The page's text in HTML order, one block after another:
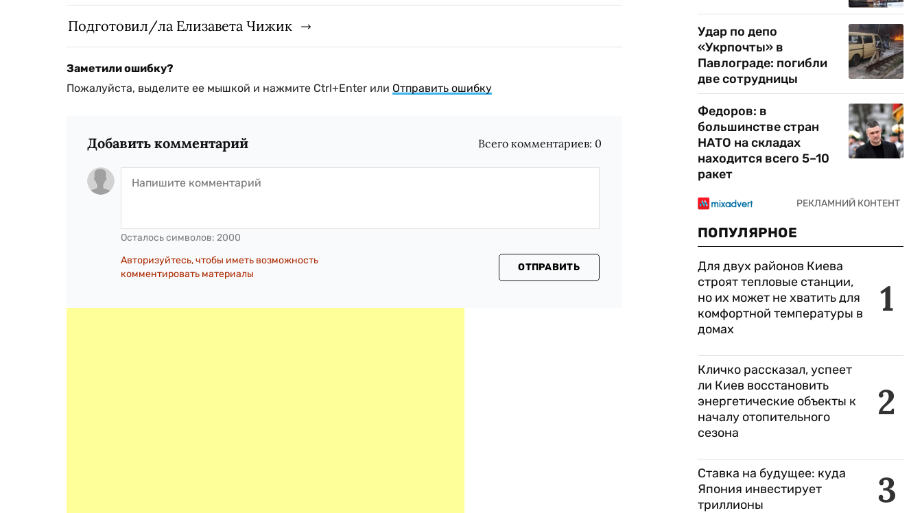
Подготовил/ла Елизавета Чижик
Заметили ошибку?
Пожалуйста, выделите ее мышкой и нажмите Ctrl+Enter или Отправить ошибку
Добавить комментарий Всего комментариев: 0
Осталось символов: 2000
Авторизуйтесь, чтобы иметь возможность
комментировать материалы
ОТПРАВИТЬ
Удар по депо
«Укрпочты» в
Павлограде: погибли
две сотрудницы
Федоров: в
большинстве стран
НАТО на складах
находится всего 5–10
ракет
ПОПУЛЯРНОЕ
1
Для двух районов Киева
строят тепловые станции,
но их может не хватить для
комфортной температуры в
домах
2
Кличко рассказал, успеет
ли Киев восстановить
энергетические объекты к
началу отопительного
сезона
3
Ставка на будущее: куда
Япония инвестирует
триллионы